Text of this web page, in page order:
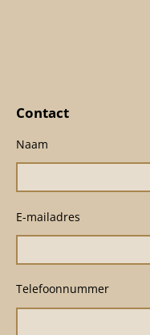
Contact
Naam
E-mailadres
Telefoonnummer